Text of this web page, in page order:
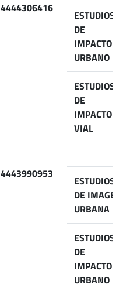
4444306416
ESTUDIOS
DE
IMPACTO
URBANO
ESTUDIOS
DE
IMPACTO
VIAL
4443990953
ESTUDIOS
DE IMAGEN
URBANA
ESTUDIOS
DE
IMPACTO
URBANO